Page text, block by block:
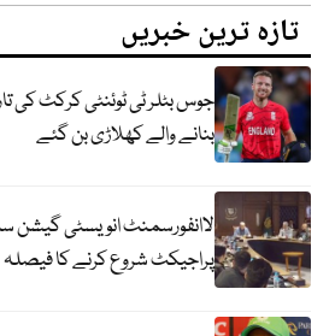
تازہ ترین خبریں
جوس بٹلر ٹی ٹوئنٹی کرکٹ کی
بنانے والے کھلاڑی بن گئے
لاانفورسمنٹ انویسٹی گیشن
پراجیکٹ شروع کرنے کا فیصلہ